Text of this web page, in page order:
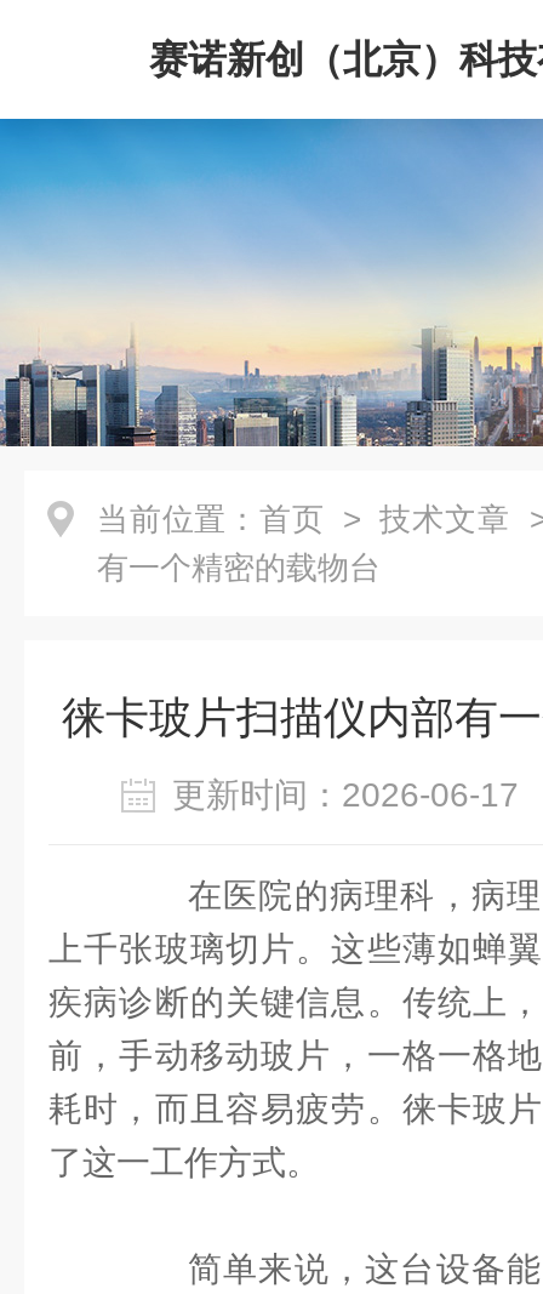
赛诺新创（北京）科
司
当前位置： 首页 > 技术文章
有一个精密的载物台
徕卡玻片扫描仪内部有
更新时间：2026-06-
在医院的病理科，病理
上千张玻璃切片。这些薄如蝉
疾病诊断的关键信息。传统上
前，手动移动玻片，一格一格
耗时，而且容易疲劳。徕卡玻
了这一工作方式。
简单来说，这台设备能